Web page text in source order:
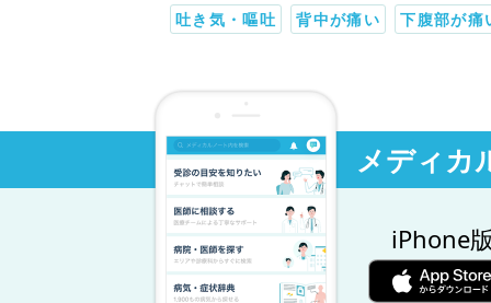
吐き気・嘔吐 背中が痛い 下腹部が痛
メディカ
iPhone